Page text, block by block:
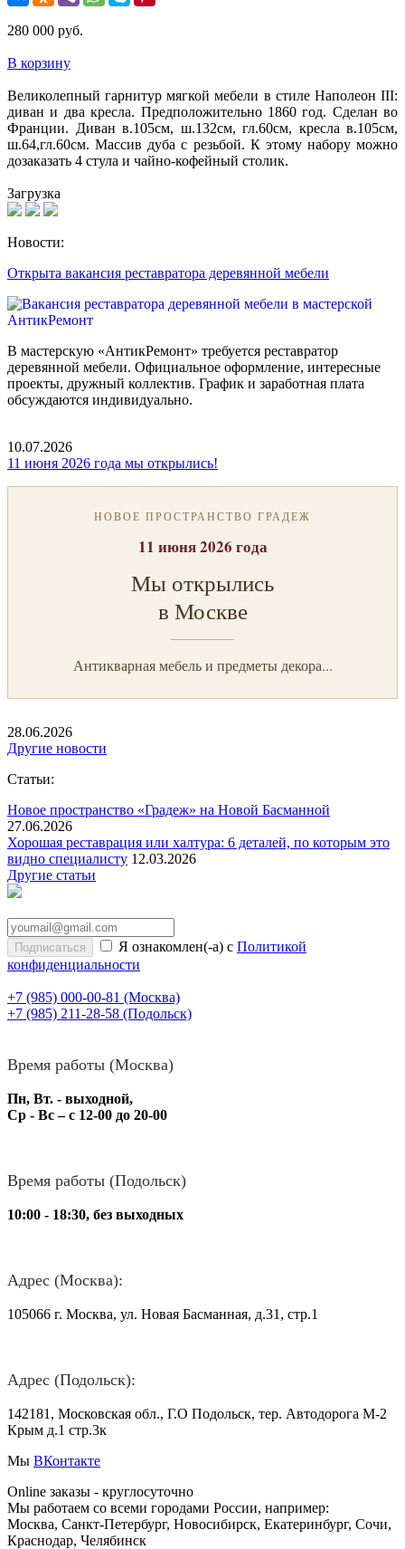
280 000 руб.
В корзину
Великолепный гарнитур мягкой мебели в стиле Наполеон III:
диван и два кресла. Предположительно 1860 год. Сделан во
Франции. Диван в.105см, ш.132см, гл.60см, кресла в.105см,
ш.64,гл.60см. Массив дуба с резьбой. К этому набору можно
дозаказать 4 стула и чайно-кофейный столик.
Загрузка
Новости:
Открыта вакансия реставратора деревянной мебели
В мастерскую «АнтикРемонт» требуется реставратор
деревянной мебели. Официальное оформление, интересные
проекты, дружный коллектив. График и заработная плата
обсуждаются индивидуально.
10.07.2026
11 июня 2026 года мы открылись!
НОВОЕ ПРОСТРАНСТВО ГРАДЕЖ
11 июня 2026 года
Мы открылись
в Москве
Антикварная мебель и предметы декора...
28.06.2026
Другие новости
Статьи:
Новое пространство «Градеж» на Новой Басманной
27.06.2026
Хорошая реставрация или халтура: 6 деталей, по которым это
видно специалисту 12.03.2026
Другие статьи
Я ознакомлен(-а) с Политикой
конфиденциальности
+7 (985) 000-00-81 (Москва)
+7 (985) 211-28-58 (Подольск)
Время работы (Москва)
Пн, Вт. - выходной,
Ср - Вс – с 12-00 до 20-00
Время работы (Подольск)
10:00 - 18:30, без выходных
Адрес (Москва):
105066 г. Москва, ул. Новая Басманная, д.31, стр.1
Адрес (Подольск):
142181, Московская обл., Г.О Подольск, тер. Автодорога М-2
Крым д.1 стр.3к
Мы ВКонтакте
Online заказы - круглосуточно
Мы работаем со всеми городами России, например:
Москва, Санкт-Петербург, Новосибирск, Екатеринбург, Сочи,
Краснодар, Челябинск